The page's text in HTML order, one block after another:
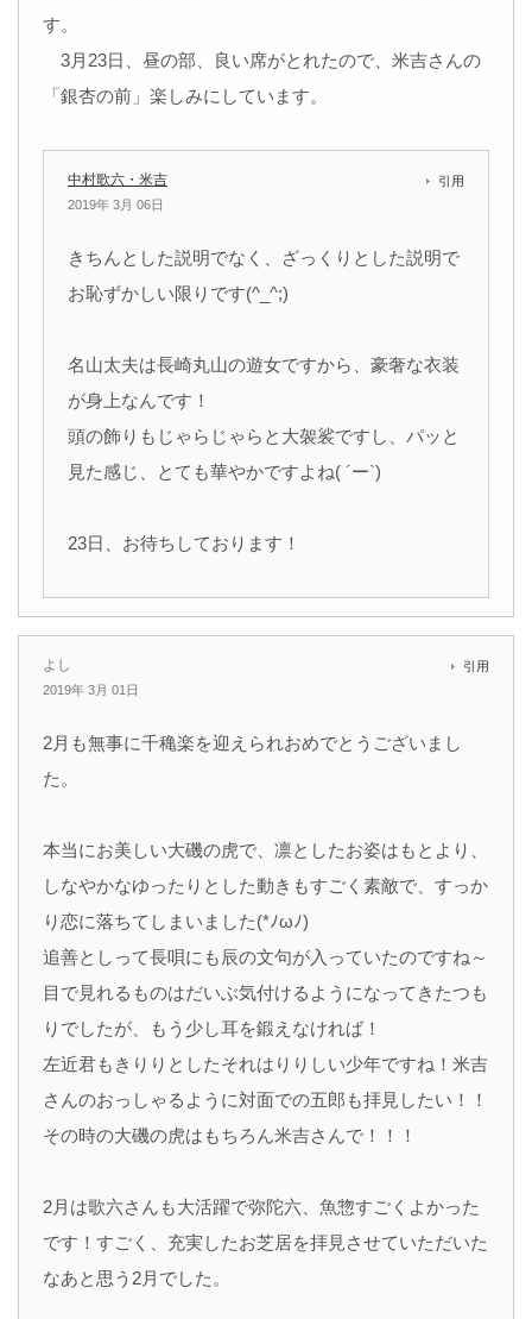
す。
3月23日、昼の部、良い席がとれたので、米吉さんの
「銀杏の前」楽しみにしています。
中村歌六・米吉
2019年 3月 06日
引用
きちんとした説明でなく、ざっくりとした説明で
お恥ずかしい限りです(^_^;)
名山太夫は長崎丸山の遊女ですから、豪奢な衣装
が身上なんです！
頭の飾りもじゃらじゃらと大袈裟ですし、パッと
見た感じ、とても華やかですよね( ´ー`)
23日、お待ちしております！
よし
2019年 3月 01日
引用
2月も無事に千穐楽を迎えられおめでとうございまし
た。
本当にお美しい大磯の虎で、凛としたお姿はもとより、
しなやかなゆったりとした動きもすごく素敵で、すっか
り恋に落ちてしまいました(*ﾉωﾉ)
追善としって長唄にも辰の文句が入っていたのですね～
目で見れるものはだいぶ気付けるようになってきたつも
りでしたが、もう少し耳を鍛えなければ！
左近君もきりりとしたそれはりりしい少年ですね！米吉
さんのおっしゃるように対面での五郎も拝見したい！！
その時の大磯の虎はもちろん米吉さんで！！！
2月は歌六さんも大活躍で弥陀六、魚惣すごくよかった
です！すごく、充実したお芝居を拝見させていただいた
なあと思う2月でした。